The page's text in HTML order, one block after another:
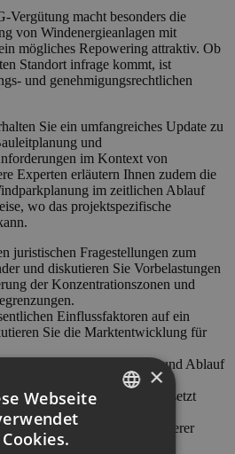
Vergütung macht besonders die
von Windenergieanlagen mit
mögliches Repowering attraktiv. Ob
Standort infrage kommt, ist
und genehmigungsrechtlichen
Sie ein umfangreiches Update zu
und
im Kontext von
Experten erläutern Ihnen zudem die
im zeitlichen Ablauf
wo das projektspezifische
juristischen Fragestellungen zum
und diskutieren Sie Vorbelastungen
der Konzentrationszonen und
Einflussfaktoren auf ein
Sie die Marktentwicklung für
Update zu Schritten und Ablauf
hören Sie, wo das
gewinnbringend eingesetzt
praktischen Erfahrungen unserer
und Verwertung von
×
Webseite
Cookies.